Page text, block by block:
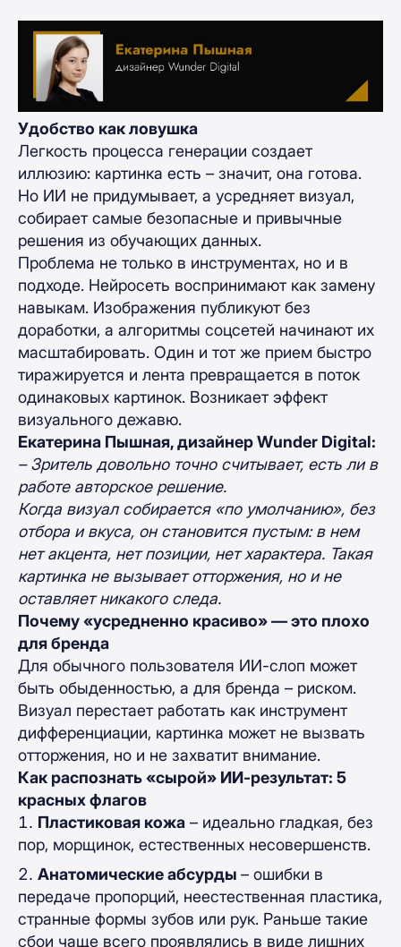
Удобство как ловушка
Легкость процесса генерации создает
иллюзию: картинка есть – значит, она готова.
Но ИИ не придумывает, а усредняет визуал,
собирает самые безопасные и привычные
решения из обучающих данных.
Проблема не только в инструментах, но и в
подходе. Нейросеть воспринимают как замену
навыкам. Изображения публикуют без
доработки, а алгоритмы соцсетей начинают их
масштабировать. Один и тот же прием быстро
тиражируется и лента превращается в поток
одинаковых картинок. Возникает эффект
визуального дежавю.
Екатерина Пышная, дизайнер Wunder Digital:
– Зритель довольно точно считывает, есть ли в
работе авторское решение.
Когда визуал собирается «по умолчанию», без
отбора и вкуса, он становится пустым: в нем
нет акцента, нет позиции, нет характера. Такая
картинка не вызывает отторжения, но и не
оставляет никакого следа.
Почему «усредненно красиво» — это плохо
для бренда
Для обычного пользователя ИИ-слоп может
быть обыденностью, а для бренда – риском.
Визуал перестает работать как инструмент
дифференциации, картинка может не вызвать
отторжения, но и не захватит внимание.​​
Как распознать «сырой» ИИ-результат: 5
красных флагов
Пластиковая кожа – идеально гладкая, без
пор, морщинок, естественных несовершенств.
Анатомические абсурды – ошибки в
передаче пропорций, неестественная пластика,
странные формы зубов или рук. Раньше такие
сбои чаще всего проявлялись в виде лишних